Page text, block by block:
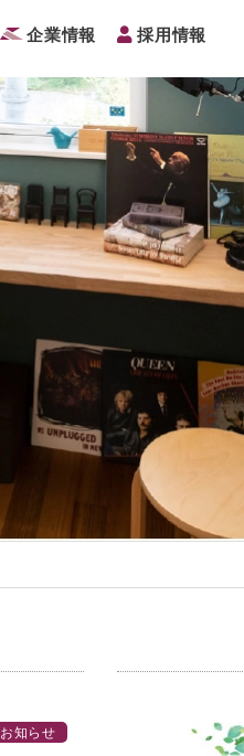
企業情報 採用情報
お知らせ